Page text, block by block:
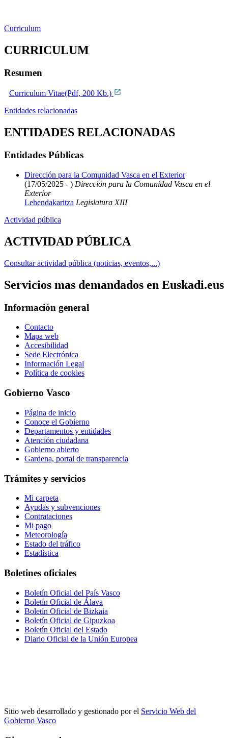
Curriculum
CURRICULUM
Resumen
Curriculum Vitae(Pdf, 200 Kb.)
Entidades relacionadas
ENTIDADES RELACIONADAS
Entidades Públicas
Dirección para la Comunidad Vasca en el Exterior
(17/05/2025 - ) Dirección para la Comunidad Vasca en el
Exterior
Lehendakaritza Legislatura XIII
Actividad pública
ACTIVIDAD PÚBLICA
Consultar actividad pública (noticias, eventos,...)
Servicios mas demandados en Euskadi.eus
Información general
Contacto
Mapa web
Accesibilidad
Sede Electrónica
Información Legal
Política de cookies
Gobierno Vasco
Página de inicio
Conoce el Gobierno
Departamentos y entidades
Atención ciudadana
Gobierno abierto
Gardena, portal de transparencia
Trámites y servicios
Mi carpeta
Ayudas y subvenciones
Contrataciones
Mi pago
Meteorología
Estado del tráfico
Estadística
Boletines oficiales
Boletín Oficial del País Vasco
Boletín Oficial de Álava
Boletín Oficial de Bizkaia
Boletín Oficial de Gipuzkoa
Boletín Oficial del Estado
Diario Oficial de la Unión Europea
Sitio web desarrollado y gestionado por el Servicio Web del
Gobierno Vasco